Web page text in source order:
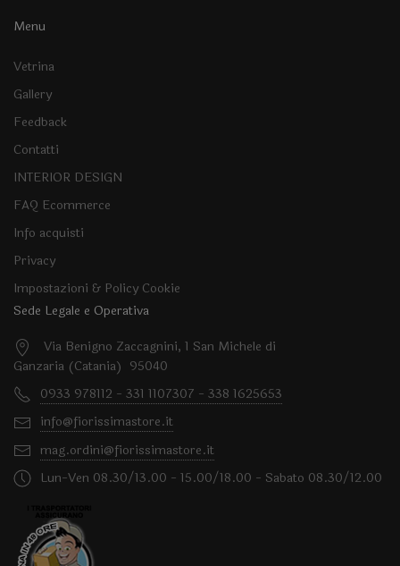
Menu
Vetrina
Gallery
Feedback
Contatti
INTERIOR DESIGN
FAQ Ecommerce
Info acquisti
Privacy
Impostazioni & Policy Cookie
Sede Legale e Operativa
Via Benigno Zaccagnini, 1 San Michele di
Ganzaria (Catania) 95040
0933 978112 - 331 1107307 - 338 1625653
info@fiorissimastore.it
mag.ordini@fiorissimastore.it
Lun-Ven 08.30/13.00 - 15.00/18.00 - Sabato 08.30/12.00